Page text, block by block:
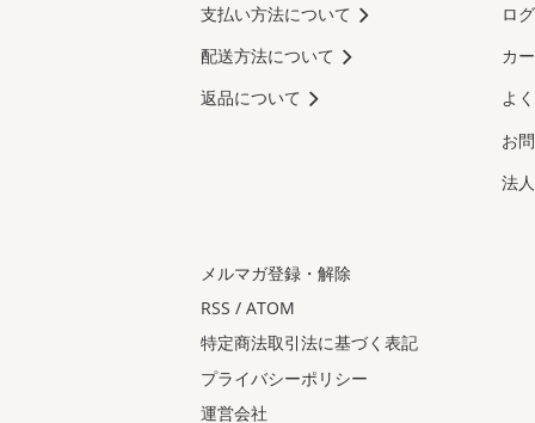
支払い方法について
配送方法について
返品について
ロ
カ
よ
お
法
メルマガ登録・解除
RSS / ATOM
特定商法取引法に基づく表記
プライバシーポリシー
運営会社